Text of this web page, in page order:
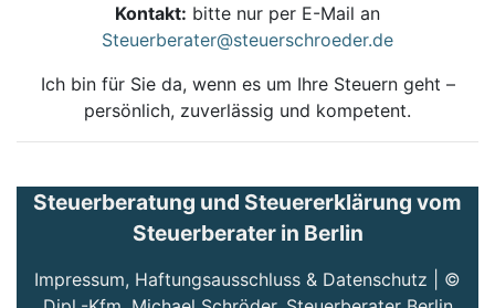
Kontakt: bitte nur per E-Mail an
Steuerberater@steuerschroeder.de
Ich bin für Sie da, wenn es um Ihre Steuern geht –
persönlich, zuverlässig und kompetent.
Steuerberatung und Steuererklärung vom
Steuerberater in Berlin
Impressum, Haftungsausschluss & Datenschutz | ©